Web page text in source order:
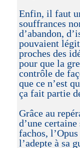
Enfin, il faut
souffrances
d’abandon,
pouvaient
proches des
pour que la
contrôle de
que ce n’est
ça fait partie
Grâce au
d’une
fachos,
l’adepte à sa